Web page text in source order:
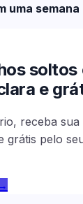
uma semana
soltos
e
receba sua
grátis pelo